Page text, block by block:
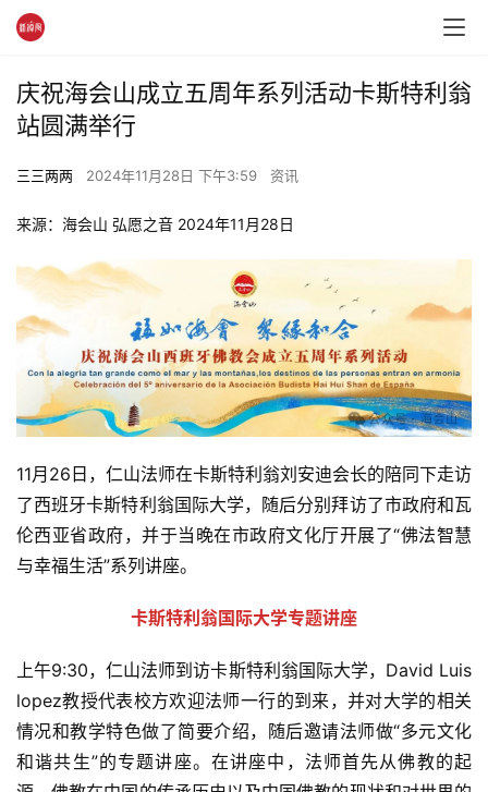
庆祝海会山成立五周年系列活动卡斯特利翁
站圆满举行
三三两两 2024年11月28日 下午3:59 资讯
来源：海会山 弘愿之音 2024年11月28日
11月26日，仁山法师在卡斯特利翁刘安迪会长的陪同下走访
了西班牙卡斯特利翁国际大学，随后分别拜访了市政府和瓦
伦西亚省政府，并于当晚在市政府文化厅开展了“佛法智慧
与幸福生活”系列讲座。
卡斯特利翁国际大学专题讲座
上午9:30，仁山法师到访卡斯特利翁国际大学，David Luis
lopez教授代表校方欢迎法师一行的到来，并对大学的相关
情况和教学特色做了简要介绍，随后邀请法师做“多元文化
和谐共生”的专题讲座。在讲座中，法师首先从佛教的起